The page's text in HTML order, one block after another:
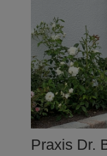
Praxis Dr.